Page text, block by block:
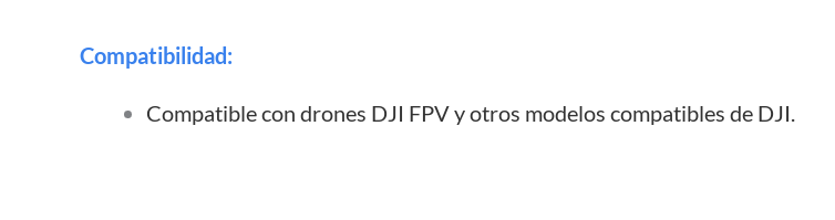
Compatibilidad:
Compatible con drones DJI FPV y otros modelos compatibles de DJI.